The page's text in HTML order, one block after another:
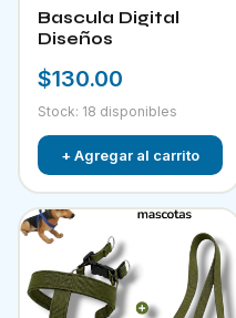
Bascula Digital
Diseños
$130.00
Stock: 18 disponibles
+ Agregar al carrito